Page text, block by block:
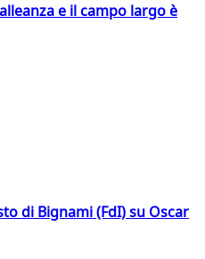
e il campo largo è
di Bignami (FdI) su Oscar